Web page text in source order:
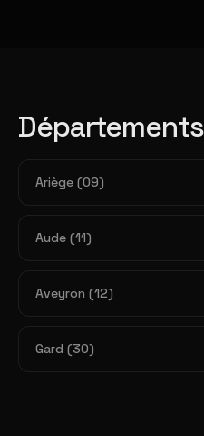
Ariège (09)
Aude (11)
Aveyron (12)
Gard (30)